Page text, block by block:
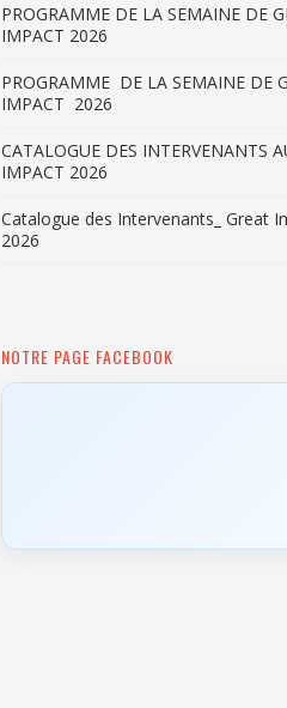
PROGRAMME DE LA SEMAINE DE
IMPACT 2026
PROGRAMME DE LA SEMAINE DE
IMPACT 2026
CATALOGUE DES INTERVENANTS
IMPACT 2026
Catalogue des Intervenants_ Great
2026
NOTRE PAGE FACEBOOK